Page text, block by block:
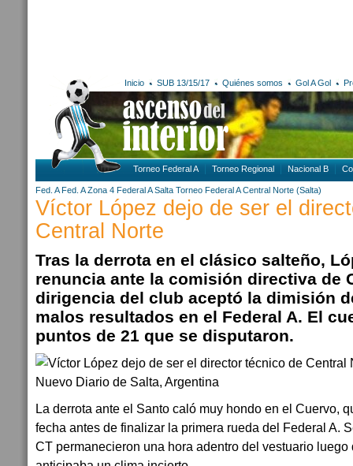
Inicio SUB 13/15/17 Quiénes somos Gol A Gol
Torneo Federal A Torneo Regional Nacional B
Fed. A Fed. A Zona 4 Federal A Salta Torneo Federal A Central Norte (Salta)
Víctor López dejo de ser el
Central Norte
Tras la derrota en el clásico salteño,
renuncia ante la comisión directiva de
dirigencia del club aceptó la dimisión
malos resultados en el Federal A. El
puntos de 21 que se disputaron.
La derrota ante el Santo caló muy hondo en el Cuervo,
fecha antes de finalizar la primera rueda del Federal A.
CT permanecieron una hora adentro del vestuario luego